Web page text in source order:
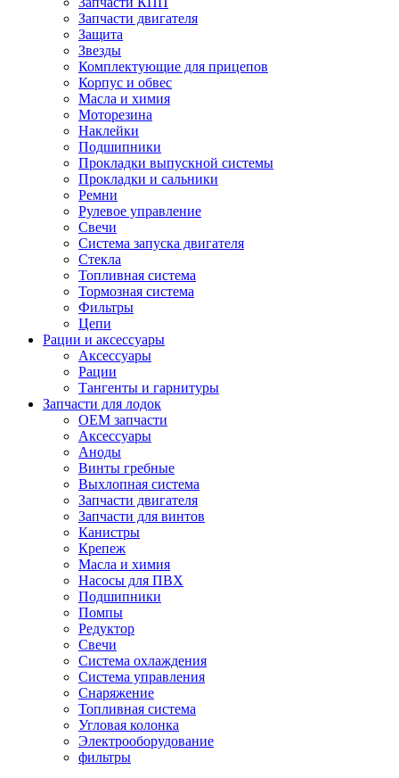
Запчасти двигателя
Защита
Звезды
Комплектующие для прицепов
Корпус и обвес
Масла и химия
Моторезина
Наклейки
Подшипники
Прокладки выпускной системы
Прокладки и сальники
Ремни
Рулевое управление
Свечи
Система запуска двигателя
Стекла
Топливная система
Тормозная система
Фильтры
Цепи
Рации и аксессуары
Аксессуары
Рации
Тангенты и гарнитуры
Запчасти для лодок
OEM запчасти
Аксессуары
Аноды
Винты гребные
Выхлопная система
Запчасти двигателя
Запчасти для винтов
Канистры
Крепеж
Масла и химия
Насосы для ПВХ
Подшипники
Помпы
Редуктор
Свечи
Система охлаждения
Система управления
Снаряжение
Топливная система
Угловая колонка
Электрооборудование
фильтры